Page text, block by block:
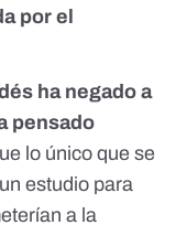
por el
ha negado a
pensado
lo único que se
estudio para
a la